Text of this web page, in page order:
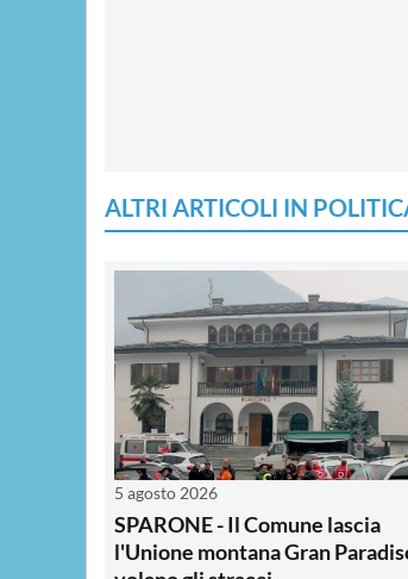
ALTRI ARTICOLI IN
5 agosto 2026
SPARONE - Il Comune lascia
l'Unione montana Gran